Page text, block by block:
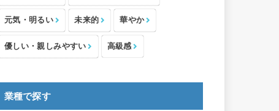
元気・明るい 未来的 華やか
優しい・親しみやすい 高級感
業種で探す